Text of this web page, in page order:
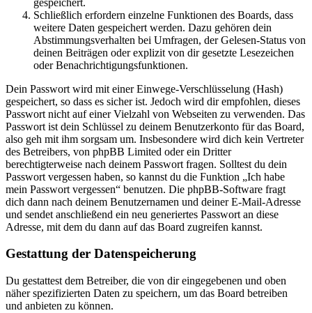
Schließlich erfordern einzelne Funktionen des Boards, dass
weitere Daten gespeichert werden. Dazu gehören dein
Abstimmungsverhalten bei Umfragen, der Gelesen-Status von
deinen Beiträgen oder explizit von dir gesetzte Lesezeichen
oder Benachrichtigungsfunktionen.
Dein Passwort wird mit einer Einwege-Verschlüsselung (Hash)
gespeichert, so dass es sicher ist. Jedoch wird dir empfohlen, dieses
Passwort nicht auf einer Vielzahl von Webseiten zu verwenden. Das
Passwort ist dein Schlüssel zu deinem Benutzerkonto für das Board,
also geh mit ihm sorgsam um. Insbesondere wird dich kein Vertreter
des Betreibers, von phpBB Limited oder ein Dritter
berechtigterweise nach deinem Passwort fragen. Solltest du dein
Passwort vergessen haben, so kannst du die Funktion „Ich habe
mein Passwort vergessen“ benutzen. Die phpBB-Software fragt
dich dann nach deinem Benutzernamen und deiner E-Mail-Adresse
und sendet anschließend ein neu generiertes Passwort an diese
Adresse, mit dem du dann auf das Board zugreifen kannst.
Gestattung der Datenspeicherung
Du gestattest dem Betreiber, die von dir eingegebenen und oben
näher spezifizierten Daten zu speichern, um das Board betreiben
und anbieten zu können.